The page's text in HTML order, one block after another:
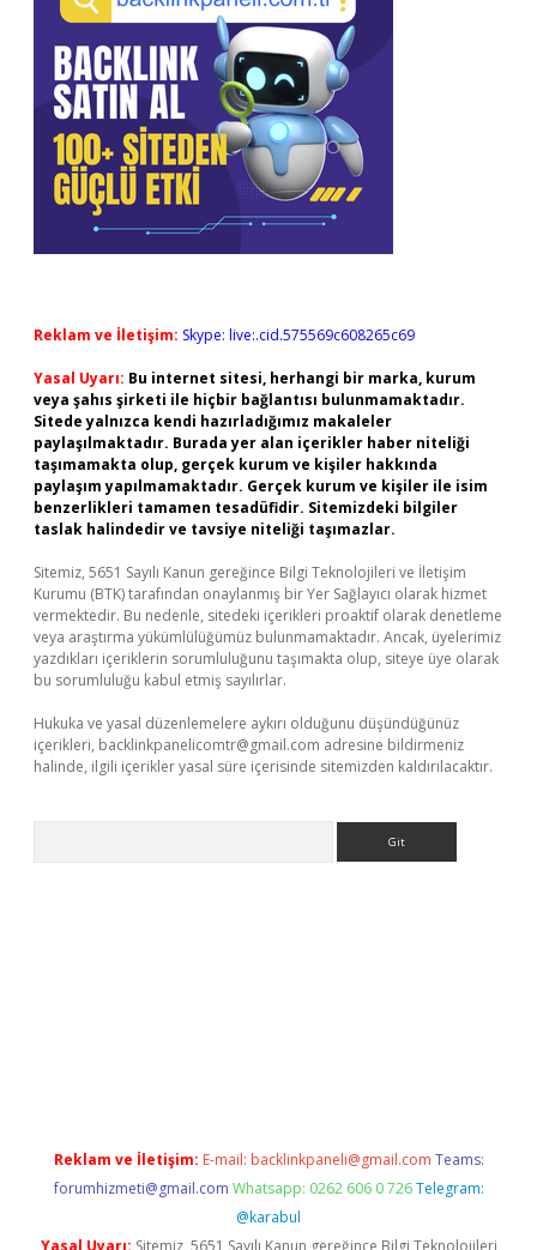
Reklam ve İletişim: Skype: live:.cid.575569c608265c69
Yasal Uyarı: Bu internet sitesi, herhangi bir marka, kurum
veya şahıs şirketi ile hiçbir bağlantısı bulunmamaktadır.
Sitede yalnızca kendi hazırladığımız makaleler
paylaşılmaktadır. Burada yer alan içerikler haber niteliği
taşımamakta olup, gerçek kurum ve kişiler hakkında
paylaşım yapılmamaktadır. Gerçek kurum ve kişiler ile isim
benzerlikleri tamamen tesadüfidir. Sitemizdeki bilgiler
taslak halindedir ve tavsiye niteliği taşımazlar.
Sitemiz, 5651 Sayılı Kanun gereğince Bilgi Teknolojileri ve İletişim
Kurumu (BTK) tarafından onaylanmış bir Yer Sağlayıcı olarak hizmet
vermektedir. Bu nedenle, sitedeki içerikleri proaktif olarak denetleme
veya araştırma yükümlülüğümüz bulunmamaktadır. Ancak, üyelerimiz
yazdıkları içeriklerin sorumluluğunu taşımakta olup, siteye üye olarak
bu sorumluluğu kabul etmiş sayılırlar.
Hukuka ve yasal düzenlemelere aykırı olduğunu düşündüğünüz
içerikleri, backlinkpanelicomtr@gmail.com adresine bildirmeniz
halinde, ilgili içerikler yasal süre içerisinde sitemizden kaldırılacaktır.
Reklam ve İletişim: E-mail: backlinkpaneli@gmail.com Teams:
forumhizmeti@gmail.com Whatsapp: 0262 606 0 726 Telegram:
@karabul
Yasal Uyarı: Sitemiz, 5651 Sayılı Kanun gereğince Bilgi Teknolojileri